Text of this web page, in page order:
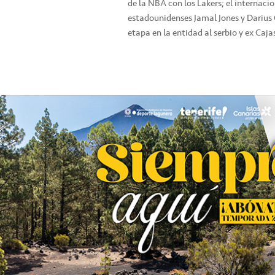
estadounidenses Jamal Jones y
etapa en la entidad al serbio y ex